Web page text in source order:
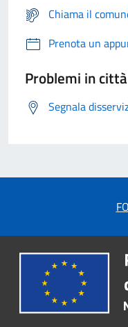
Chiama il
Prenota un
Problemi in città
Segnala